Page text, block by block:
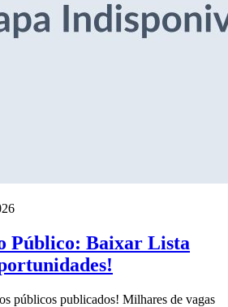
Público: Baixar Lista
públicos publicados! Milhares de vagas